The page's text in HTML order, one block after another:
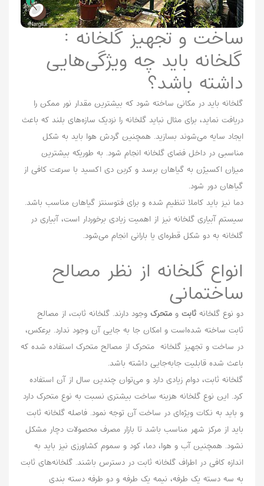
ساخت و تجهیز گلخانه‌ :
گلخانه باید چه ویژگی‌هایی
داشته باشد؟
گلخانه باید در مکانی ساخته شود که بیشترین مقدار نور ممکن را
دریافت نماید، برای مثال نباید گلخانه را نزدیک سازه‌های بلند که باعث
ایجاد سایه می‌شوند بسازید. همچنین گردش هوا باید به شکل
مناسبی در داخل فضای گلخانه انجام شود. به طوریکه بیشترین
میزان اکسیژن به گیاهان برسد و کربن دی اکسید با سرعت کافی از
گیاهان دور شود.
دما نیز باید کاملا تنظیم شده و برای فتوسنتز گیاهان مناسب باشد.
سیستم آبیاری گلخانه نیز از اهمیت زیادی برخوردار است، آبیاری در
گلخانه به دو شکل قطره‌ای یا بارانی انجام می‌شود.
انواع گلخانه از نظر مصالح
ساختمانی
دو نوع گلخانه ثابت و متحرک وجود دارند. گلخانه ثابت، از مصالح
ثابت ساخته شده‌است و امکان جا به جایی آن وجود ندارد. برعکس،
در ساخت و تجهیز گلخانه‌ متحرک از مصالح متحرک استفاده شده که
باعث شده قابلیت جابه‌جایی داشته باشد.
گلخانه ثابت، دوام زیادی دارد و می‌توان چندین سال از آن استفاده
کرد. این نوع گلخانه هزینه ساخت بیشتری نسبت به نوع متحرک دارد
و باید به نکات ویژ‌ه‌ای در ساخت آن توجه نمود. فاصله گلخانه ثابت
باید از مرکز شهر مناسب باشد تا بازار مصرف محصولات دچار مشکل
نشود. همچنین آب و هوا، دما، کود و سموم کشاورزی نیز باید به
اندازه کافی در اطراف گلخانه ثابت در دسترس باشند. گلخانه‌های ثابت
به سه دسته یک طرفه، نیمه یک طرفه و دو طرفه دسته بندی